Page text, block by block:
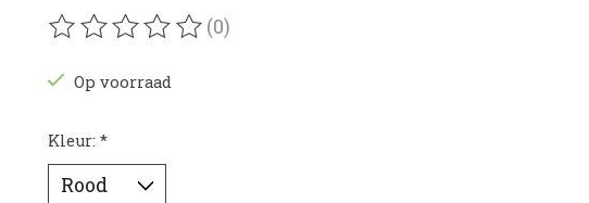
De beoordeling van dit product is
(0)
Op voorraad
Kleur: *